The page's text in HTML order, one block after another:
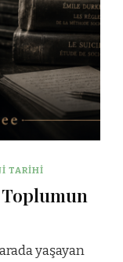
TARIHI
yaşayan